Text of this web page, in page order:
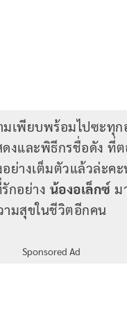
เพียบพร้อมไปซะทุก
งและพิธีกรชื่อดัง ที่
ย่างเต็มตัวแล้วล่ะคะ
กอย่าง น้องอเล็กซ์ ม
ามสุขในชีวิตอีกคน
Sponsored Ad